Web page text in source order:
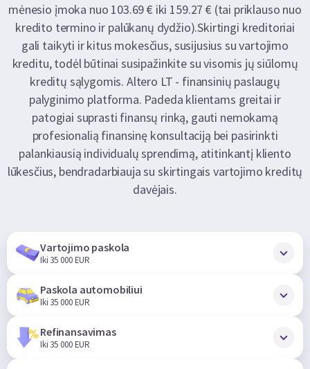
mėnesio įmoka nuo 103.69 € iki 159.27 € (tai priklauso nuo
kredito termino ir palūkanų dydžio).Skirtingi kreditoriai
gali taikyti ir kitus mokesčius, susijusius su vartojimo
kreditu, todėl būtinai susipažinkite su visomis jų siūlomų
kreditų sąlygomis. Altero LT - finansinių paslaugų
palyginimo platforma. Padeda klientams greitai ir
patogiai suprasti finansų rinką, gauti nemokamą
profesionalią finansinę konsultaciją bei pasirinkti
palankiausią individualų sprendimą, atitinkantį kliento
lūkesčius, bendradarbiauja su skirtingais vartojimo kreditų
davėjais.
Vartojimo paskola
Iki 35 000 EUR
Paskola automobiliui
Iki 35 000 EUR
Refinansavimas
Iki 35 000 EUR